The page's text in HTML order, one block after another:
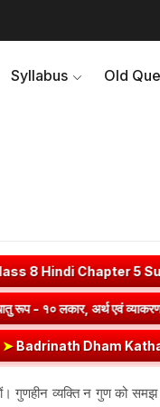
Syllabus Old
Summary & Question
➤एध् धातु रूप -
भगवान विष्णु और माता
गुणहीन व्यक्ति न गुण को